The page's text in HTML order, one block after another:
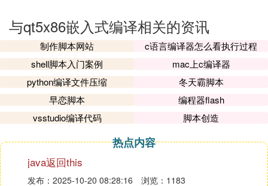
试中所采用的标准，与安全性相关的软件系统的准
入，以及嵌入式软件所涉及的法律问题：第二部分介
绍嵌入式系统软件在汽车领域、轨道交通领域、航天
领域、医疗器械、工业自动化、通信系统中的应用，
在每个应用领域重点介绍具体应用领域的一些特定需
求、技术和限制条件，以及它们对于嵌入式系统软件
开发过程的影响。
⑶ 最早国产电脑操作系统中国自己的电脑
系统有什么
与qt5x86嵌入式编译相关的资讯
制作脚本网站
c语言编译器怎么看执行过程
shell脚本入门案例
mac上c编译器
python编译文件压缩
冬天霸脚本
早恋脚本
编程器flash
vsstudio编译代码
脚本创造
热点内容
java返回this
发布：2025-10-20 08:28:16 浏览：1183